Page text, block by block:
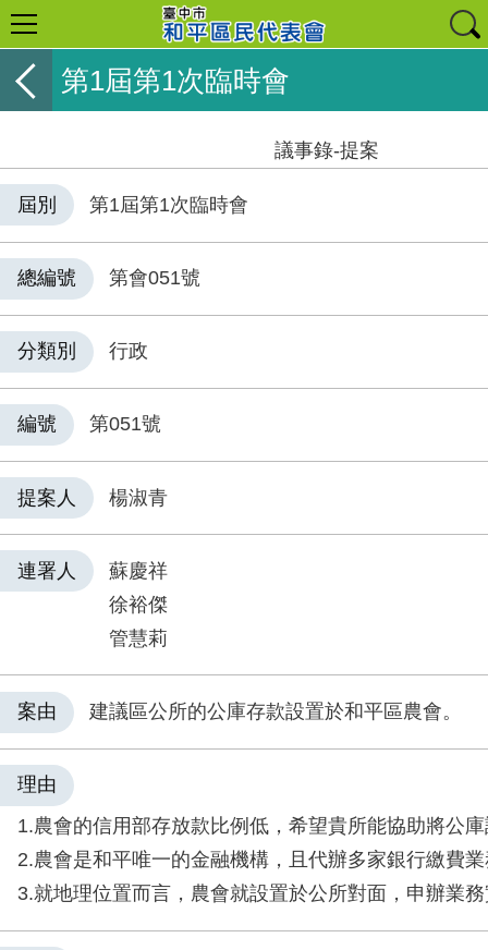
第1屆第1次臨時會
議事錄-提案
屆別 第1屆第1次臨時會
總編號 第會051號
分類別 行政
編號 第051號
提案人 楊淑青
連署人
蘇慶祥
徐裕傑
管慧莉
案由 建議區公所的公庫存款設置於和平區農會。
理由
1.農會的信用部存放款比例低，希望貴所能協助將公
2.農會是和平唯一的金融機構，且代辦多家銀行繳費
3.就地理位置而言，農會就設置於公所對面，申辦業